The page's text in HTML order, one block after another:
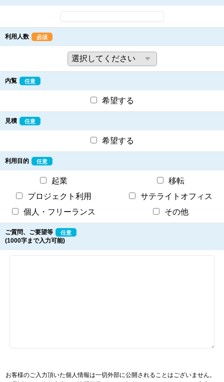
利用人数 必須
内覧 任意
希望する
見積 任意
希望する
利用目的 任意
起業
移転
プロジェクト利用
サテライトオフィス
個人・フリーランス
その他
ご質問、ご要望等 任意
(1000字まで入力可能)
お客様のご入力頂いた個人情報は一切外部に公開されることはございません。